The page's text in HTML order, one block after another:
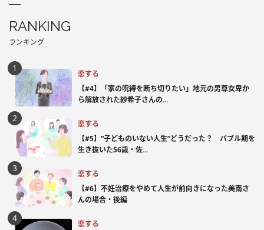
RANKING
ランキング
恋する
【#4】「家の呪縛を断ち切りたい」地元の男尊女卑か
ら解放された紗希子さんの...
恋する
【#5】“子どものいない人生”どうだった？ バブル期を
生き抜いた56歳・佐...
恋する
【#6】不妊治療をやめて人生が前向きになった美南さ
んの場合・後編
恋する